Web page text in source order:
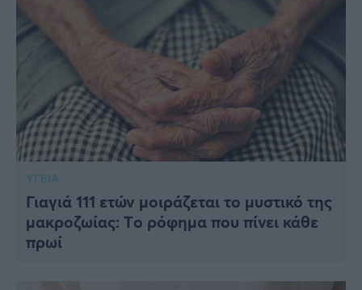
ΥΓΕΙΑ
Γιαγιά 111 ετών μοιράζεται το μυστικό της
μακροζωίας: Tο ρόφημα που πίνει κάθε
πρωί